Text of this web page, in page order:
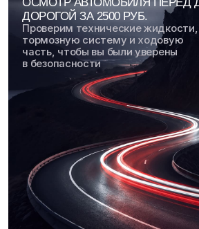
Зарегистрируйтесь в нашей
лояльности через бота в
МАХ и получите приветственные
которыми можно оплатить ТО или
любую услугу
Перейдите в бота МАХ и нажмите